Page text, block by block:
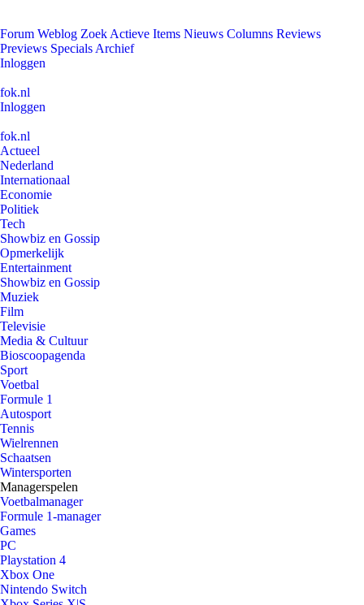
Forum Weblog Zoek Actieve Items Nieuws Columns Reviews
Previews Specials Archief
Inloggen
fok.nl
Inloggen
fok.nl
Actueel
Nederland
Internationaal
Economie
Politiek
Tech
Showbiz en Gossip
Opmerkelijk
Entertainment
Showbiz en Gossip
Muziek
Film
Televisie
Media & Cultuur
Bioscoopagenda
Sport
Voetbal
Formule 1
Autosport
Tennis
Wielrennen
Schaatsen
Wintersporten
Managerspelen
Voetbalmanager
Formule 1-manager
Games
PC
Playstation 4
Xbox One
Nintendo Switch